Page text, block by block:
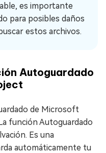
es importante
para posibles daños
estos archivos.
Autoguardado
de Microsoft
función Autoguardado
Es una
automáticamente tu